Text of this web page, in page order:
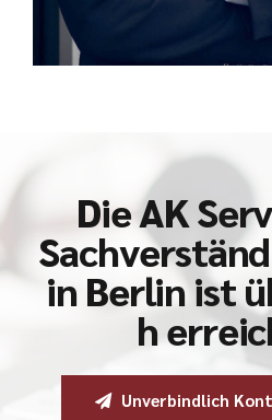
Die AK
in Berlin ist
h
Unverbindlich